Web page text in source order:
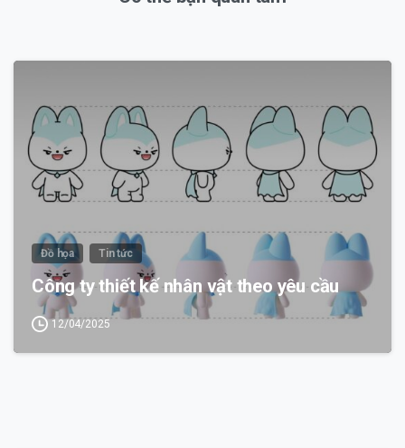
Đồ họa Tin tức
Công ty thiết kế nhân vật theo yêu cầu
12/04/2025